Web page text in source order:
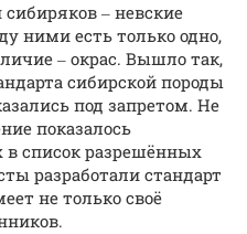
‒ невские
ними есть только одно,
‒ окрас. Вышло так,
сибирской породы
под запретом. Не
показалось
список разрешённых
разработали стандарт
не только своё